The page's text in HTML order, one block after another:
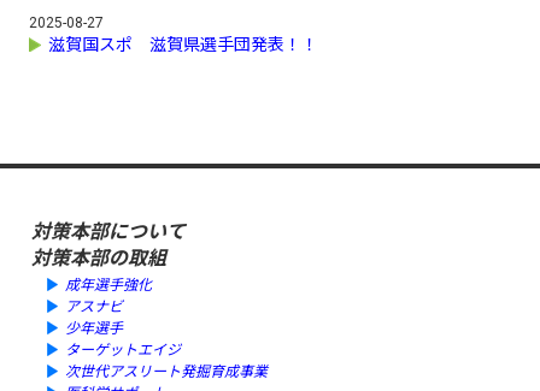
2025-08-27
滋賀国スポ 滋賀県選手団発表！！
対策本部について
対策本部の取組
成年選手強化
アスナビ
少年選手
ターゲットエイジ
次世代アスリート発掘育成事業